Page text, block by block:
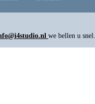
we bellen u snel.